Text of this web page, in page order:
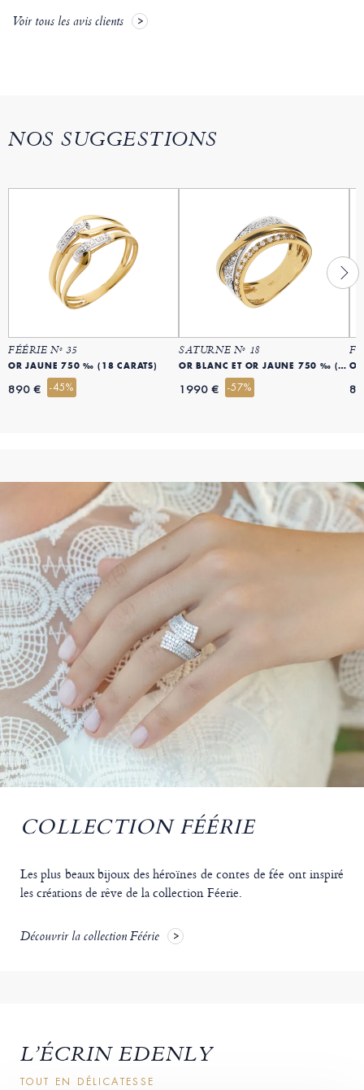
Voir tous les avis clients
NOS SUGGESTIONS
FÉÉRIE Nº 35
OR JAUNE 750 ‰ (18 CARATS)
890 € -45%
SATURNE Nº 18
OR BLANC ET OR JAUNE 750 ‰ (18 CARATS)
1990 € -57%
COLLECTION FÉÉRIE
Les plus beaux bijoux des héroïnes de contes de fée ont inspiré
les créations de rêve de la collection Féerie.
Découvrir la collection Féérie
L’ÉCRIN EDENLY
TOUT EN DÉLICATESSE